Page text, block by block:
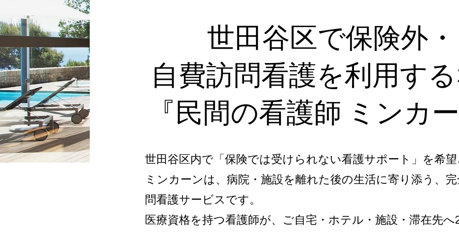
世田谷区で保険外・
自費訪問看護を利用す
『民間の看護師 ミンカー
世田谷区内で「保険では受けられない看護サポート」を希望
ミンカーンは、病院・施設を離れた後の生活に寄り添う、
問看護サービスです。
医療資格を持つ看護師が、ご自宅・ホテル・施設・滞在先へ